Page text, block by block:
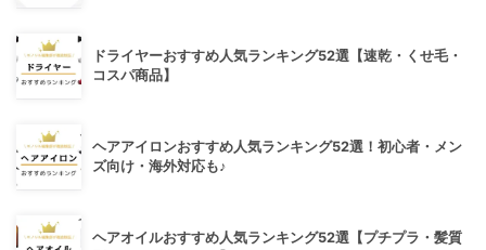
ドライヤーおすすめ人気ランキング52選【速乾・くせ毛・
コスパ商品】
ヘアアイロンおすすめ人気ランキング52選！初心者・メン
ズ向け・海外対応も♪
ヘアオイルおすすめ人気ランキング52選【プチプラ・髪質